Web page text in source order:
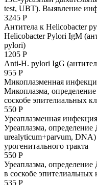
test, UBT). Выявление
3245 Р
Антитела к Helicobacter
Helicobacter Pylori IgM
pylori)
1205 Р
Anti-H. pylori IgG
955 Р
Микоплазменная
Микоплазма,
соскобе эпителиальных
550 Р
Уреаплазменная инфекция
Уреаплазма,
urealyticum+parvum, DNA)
урогенитального тракта
550 Р
Уреаплазма,
в соскобе эпителиальных
535 Р